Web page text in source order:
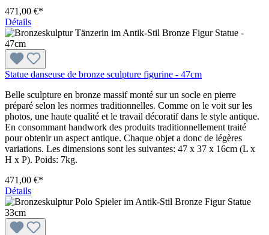
471,00 €*
Détails
Statue danseuse de bronze sculpture figurine - 47cm
Belle sculpture en bronze massif monté sur un socle en pierre
préparé selon les normes traditionnelles. Comme on le voit sur les
photos, une haute qualité et le travail décoratif dans le style antique.
En consommant handwork des produits traditionnellement traité
pour obtenir un aspect antique. Chaque objet a donc de légères
variations. Les dimensions sont les suivantes: 47 x 37 x 16cm (L x
H x P). Poids: 7kg.
471,00 €*
Détails